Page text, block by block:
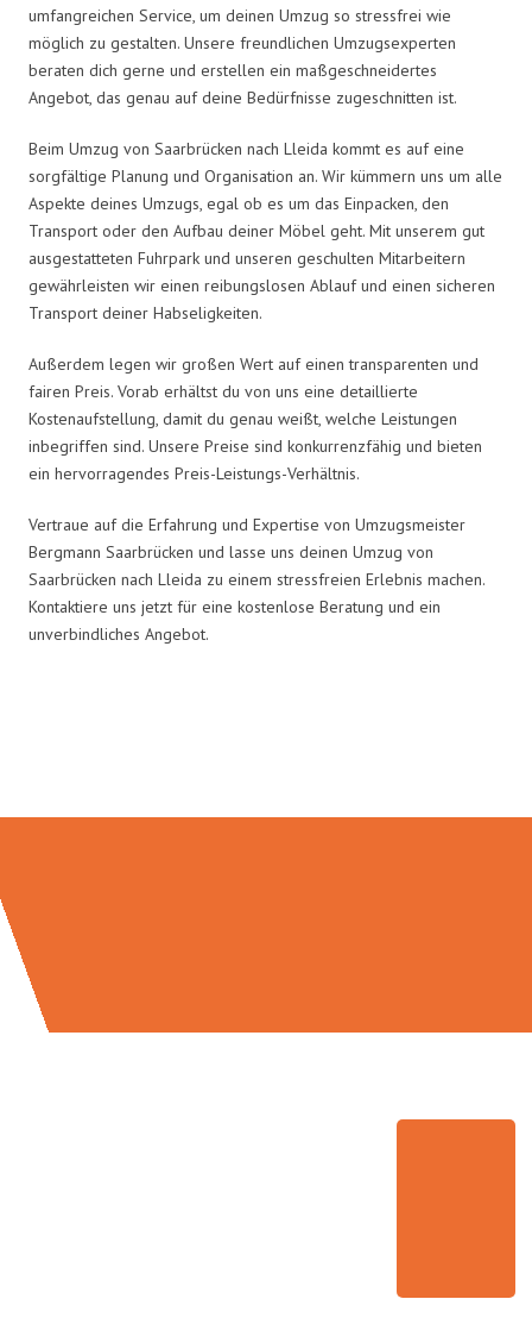
umfangreichen Service, um deinen Umzug so stressfrei wie
möglich zu gestalten. Unsere freundlichen Umzugsexperten
beraten dich gerne und erstellen ein maßgeschneidertes
Angebot, das genau auf deine Bedürfnisse zugeschnitten ist.
Beim Umzug von Saarbrücken nach Lleida kommt es auf eine
sorgfältige Planung und Organisation an. Wir kümmern uns um alle
Aspekte deines Umzugs, egal ob es um das Einpacken, den
Transport oder den Aufbau deiner Möbel geht. Mit unserem gut
ausgestatteten Fuhrpark und unseren geschulten Mitarbeitern
gewährleisten wir einen reibungslosen Ablauf und einen sicheren
Transport deiner Habseligkeiten.
Außerdem legen wir großen Wert auf einen transparenten und
fairen Preis. Vorab erhältst du von uns eine detaillierte
Kostenaufstellung, damit du genau weißt, welche Leistungen
inbegriffen sind. Unsere Preise sind konkurrenzfähig und bieten
ein hervorragendes Preis-Leistungs-Verhältnis.
Vertraue auf die Erfahrung und Expertise von Umzugsmeister
Bergmann Saarbrücken und lasse uns deinen Umzug von
Saarbrücken nach Lleida zu einem stressfreien Erlebnis machen.
Kontaktiere uns jetzt für eine kostenlose Beratung und ein
unverbindliches Angebot.